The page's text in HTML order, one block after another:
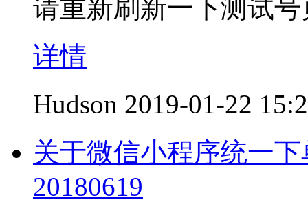
请重新刷新一下测试
详情
Hudson 2019-01-22
关于微信小程序统一
20180619